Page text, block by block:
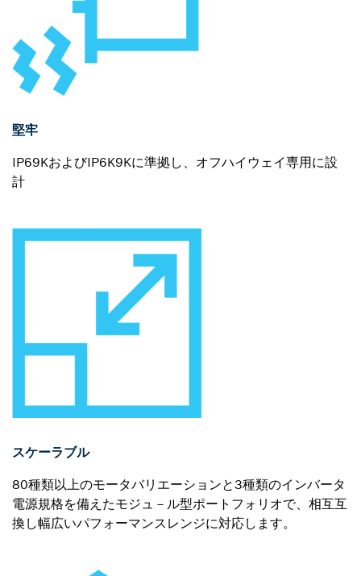
堅牢
IP69KおよびIP6K9Kに準拠し、オフハイウェイ専用に設
計
スケーラブル
80種類以上のモータバリエーションと3種類のインバータ
電源規格を備えたモジュ－ル型ポートフォリオで、相互互
換し幅広いパフォーマンスレンジに対応します。